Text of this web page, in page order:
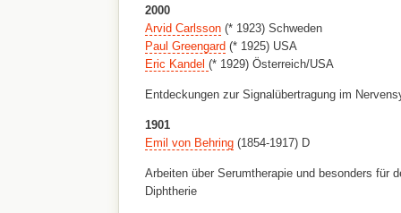
2000
Arvid Carlsson(* 1923) Schweden
Paul Greengard(* 1925) USA
Eric Kandel (* 1929) Österreich/USA
Entdeckungen zur Signalübertragung im
1901
Emil von Behring(1854-1917) D
Arbeiten über Serumtherapie und besonders für
Diphtherie